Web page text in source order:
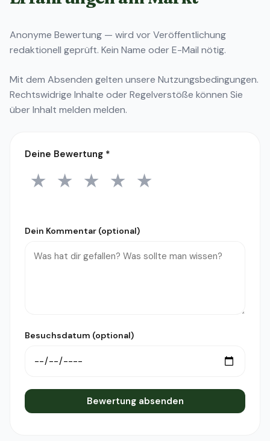
Anonyme Bewertung — wird vor Veröffentlichung
redaktionell geprüft. Kein Name oder E-Mail nötig.
Mit dem Absenden gelten unsere Nutzungsbedingungen.
Rechtswidrige Inhalte oder Regelverstöße können Sie
überInhalt melden melden.
Deine Bewertung *
1 Stern
★ 2 Sterne
★ 3 Sterne
★ 4 Sterne
★ 5 Sterne
★
Dein Kommentar (optional)
Besuchsdatum (optional)
Bewertung absenden